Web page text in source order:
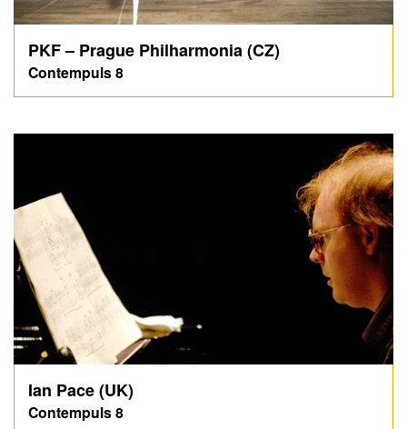
PKF – Prague Philharmonia (CZ)
Contempuls 8
Ian Pace (UK)
Contempuls 8